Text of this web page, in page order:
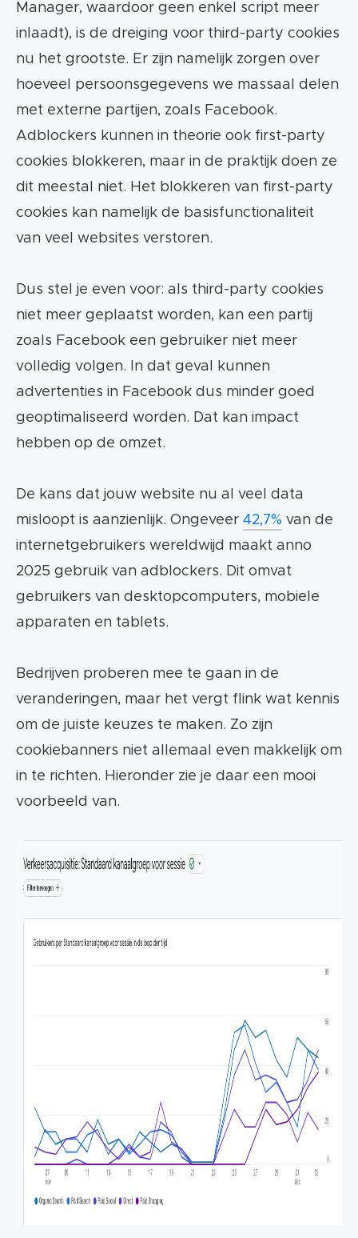
Manager, waardoor geen enkel script meer
inlaadt), is de dreiging voor third-party cookies
nu het grootste. Er zijn namelijk zorgen over
hoeveel persoonsgegevens we massaal delen
met externe partijen, zoals Facebook.
Adblockers kunnen in theorie ook first-party
cookies blokkeren, maar in de praktijk doen ze
dit meestal niet. Het blokkeren van first-party
cookies kan namelijk de basisfunctionaliteit
van veel websites verstoren.
Dus stel je even voor: als third-party cookies
niet meer geplaatst worden, kan een partij
zoals Facebook een gebruiker niet meer
volledig volgen. In dat geval kunnen
advertenties in Facebook dus minder goed
geoptimaliseerd worden. Dat kan impact
hebben op de omzet.
De kans dat jouw website nu al veel data
misloopt is aanzienlijk. Ongeveer 42,7% van de
internetgebruikers wereldwijd maakt anno
2025 gebruik van adblockers. Dit omvat
gebruikers van desktopcomputers, mobiele
apparaten en tablets​.
Bedrijven proberen mee te gaan in de
veranderingen, maar het vergt flink wat kennis
om de juiste keuzes te maken. Zo zijn
cookiebanners niet allemaal even makkelijk om
in te richten. Hieronder zie je daar een mooi
voorbeeld van.